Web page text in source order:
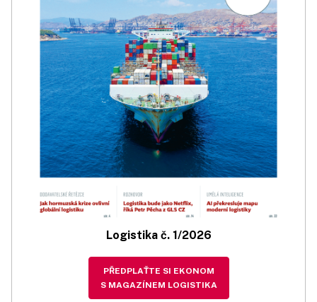
Logistika č. 1/2026
PŘEDPLAŤTE SI EKONOM
S MAGAZÍNEM LOGISTIKA